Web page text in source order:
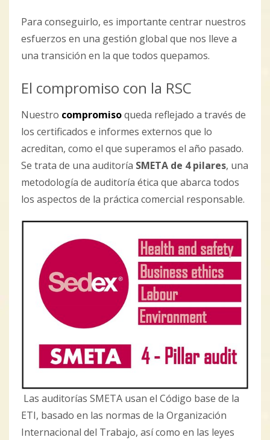
Para conseguirlo, es importante centrar nuestros
esfuerzos en una gestión global que nos lleve a
una transición en la que todos quepamos.
El compromiso con la RSC
Nuestro compromisoqueda reflejado a través de
los certificados e informes externos que lo
acreditan, como el que superamos el año pasado.
Se trata de una auditoría SMETA de 4 pilares, una
metodología de auditoría ética que abarca todos
los aspectos de la práctica comercial responsable.
Las auditorías SMETA usan el Código base de la
ETI, basado en las normas de la Organización
Internacional del Trabajo, así como en las leyes